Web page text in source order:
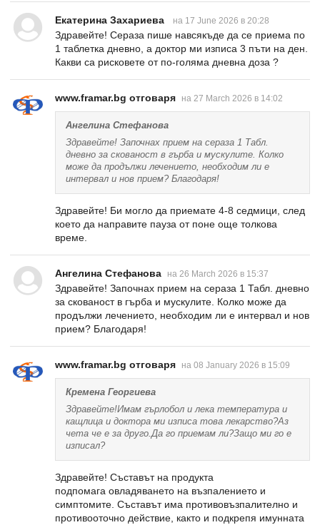
Екатерина Захариева на 17 June 2026 в 20:28
Здравейте! Сераза пише навсякъде да се приема по
1 таблетка дневно, а доктор ми изписа 3 пъти на ден.
Какви са рисковете от по-голяма дневна доза ?
www.framar.bg отговаря на 27 March 2026 в 14:02
Ангелина Стефанова
Здравейте! Започнах прием на сераза 1 Табл.
дневно за скованост в гърба и мускулите. Колко
може да продължи лечението, необходим ли е
интервал и нов прием? Благодаря!
Здравейте! Би могло да приемате 4-8 седмици, след
което да направите пауза от поне още толкова
време.
Ангелина Стефанова на 26 March 2026 в 15:37
Здравейте! Започнах прием на сераза 1 Табл. дневно
за скованост в гърба и мускулите. Колко може да
продължи лечението, необходим ли е интервал и нов
прием? Благодаря!
www.framar.bg отговаря на 08 January 2026 в 15:09
Кремена Георгиева
Здравейте!Имам гърлобол и лека температура и
кащлица и доктора ми изписа това лекарство?Аз
чета че е за друго.Да го приемам ли?Защо ми го е
изписал?
Здравейте! Съставът на продукта
подпомага овладяването на възпалението и
симптомите. Съставът има противовъзпалително и
противооточно действие, както и подкрепя имунната